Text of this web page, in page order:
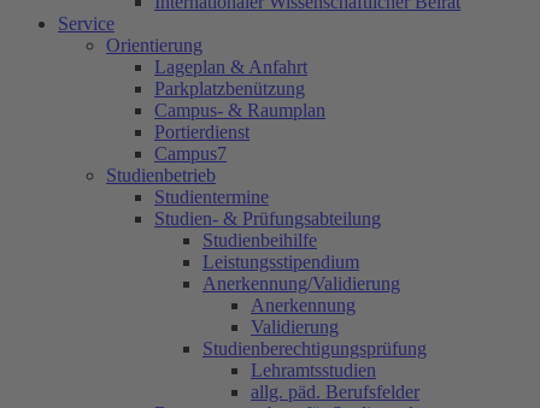
Service
Orientierung
Lageplan & Anfahrt
Parkplatzbenützung
Campus- & Raumplan
Portierdienst
Campus7
Studienbetrieb
Studientermine
Studien- & Prüfungsabteilung
Studienbeihilfe
Leistungsstipendium
Anerkennung/Validierung
Anerkennung
Validierung
Studienberechtigungsprüfung
Lehramtsstudien
allg. päd. Berufsfelder